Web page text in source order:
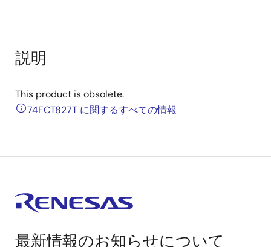
説明
This product is obsolete.
74FCT827T に関するすべての情報
最新情報のお知らせについて